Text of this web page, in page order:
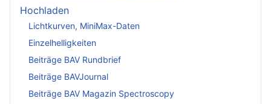
Hochladen
Lichtkurven, MiniMax-Daten
Einzelhelligkeiten
Beiträge BAV Rundbrief
Beiträge BAVJournal
Beiträge BAV Magazin Spectroscopy